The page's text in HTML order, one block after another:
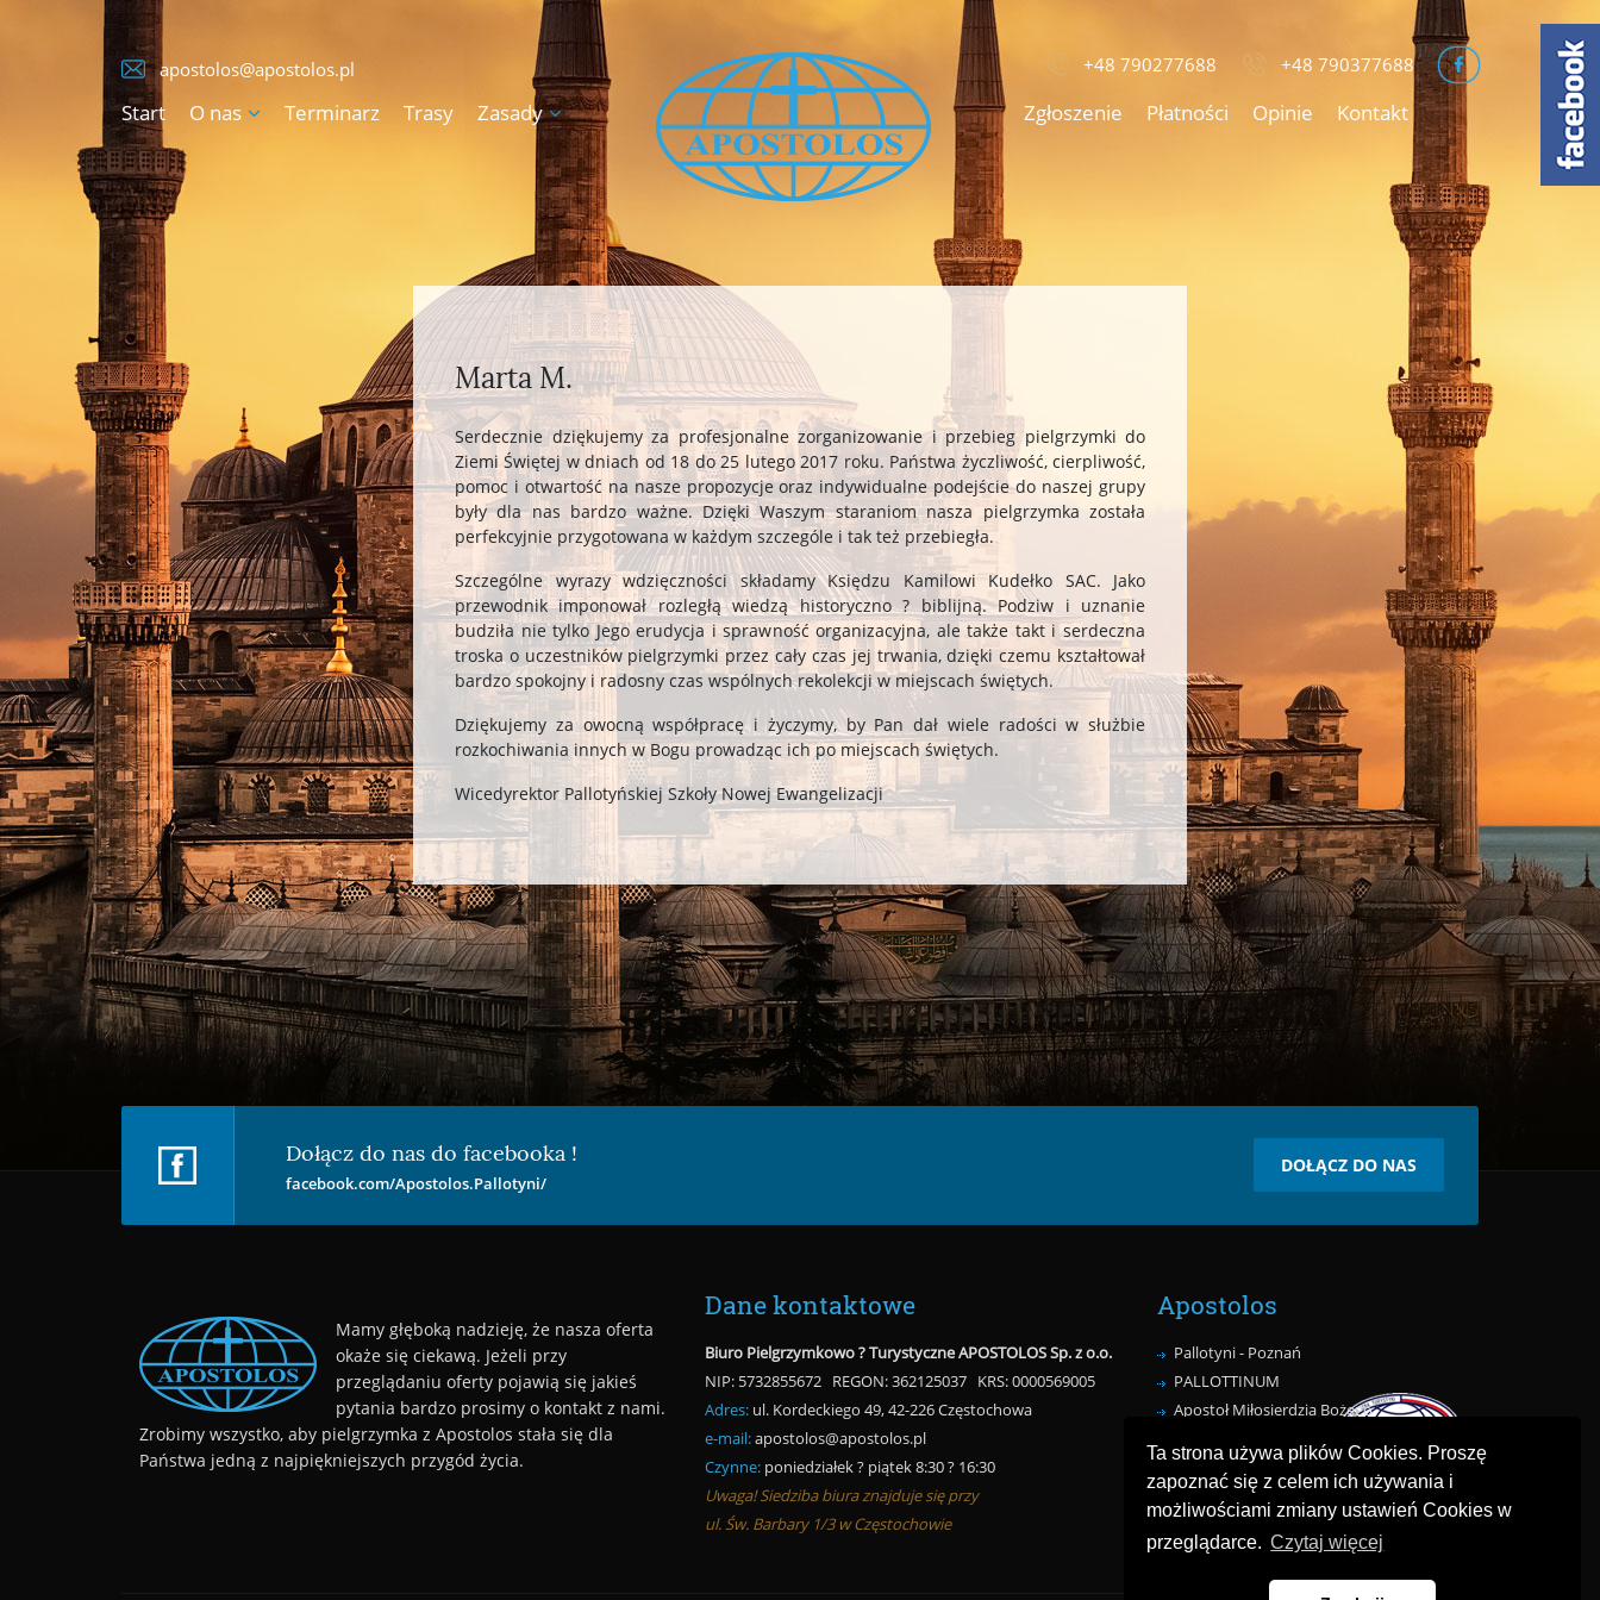
Ta strona używa plików Cookies. Proszę
zapoznać się z celem ich używania i
możliwościami zmiany ustawień Cookies w
przeglądarce. Czytaj więcej
apostolos@apostolos.pl
Start O nas Terminarz Trasy Zasady
+48 790277688 +48 790377688
Zgłoszenie Płatności Opinie Kontakt
Marta M.
Serdecznie dziękujemy za profesjonalne zorganizowanie i przebieg pielgrzymki do
Ziemi Świętej w dniach od 18 do 25 lutego 2017 roku. Państwa życzliwość, cierpliwość,
pomoc i otwartość na nasze propozycje oraz indywidualne podejście do naszej grupy
były dla nas bardzo ważne. Dzięki Waszym staraniom nasza pielgrzymka została
perfekcyjnie przygotowana w każdym szczególe i tak też przebiegła.
Szczególne wyrazy wdzięczności składamy Księdzu Kamilowi Kudełko SAC. Jako
przewodnik imponował rozległą wiedzą historyczno ? biblijną. Podziw i uznanie
budziła nie tylko Jego erudycja i sprawność organizacyjna, ale także takt i serdeczna
troska o uczestników pielgrzymki przez cały czas jej trwania, dzięki czemu kształtował
bardzo spokojny i radosny czas wspólnych rekolekcji w miejscach świętych.
Dziękujemy za owocną współpracę i życzymy, by Pan dał wiele radości w służbie
rozkochiwania innych w Bogu prowadząc ich po miejscach świętych.
Wicedyrektor Pallotyńskiej Szkoły Nowej Ewangelizacji
Dołącz do nas do facebooka !
facebook.com/Apostolos.Pallotyni/
DOŁĄCZ DO NAS
Mamy głęboką nadzieję, że nasza oferta
okaże się ciekawą. Jeżeli przy
przeglądaniu oferty pojawią się jakieś
pytania bardzo prosimy o kontakt z nami.
Zrobimy wszystko, aby pielgrzymka z Apostolos stała się dla
Państwa jedną z najpiękniejszych przygód życia.
Dane kontaktowe
Biuro Pielgrzymkowo ? Turystyczne APOSTOLOS Sp. z o.o.
NIP: 5732855672 REGON: 362125037 KRS: 0000569005
Adres: ul. Kordeckiego 49, 42-226 Częstochowa
e-mail:apostolos@apostolos.pl
Czynne: poniedziałek ? piątek 8:30 ? 16:30
Uwaga! Siedziba biura znajduje się przy
ul. Św. Barbary 1/3 w Częstochowie
Apostolos
Pallotyni - Poznań
PALLOTTINUM
Apostoł Miłosierdzia Bożego